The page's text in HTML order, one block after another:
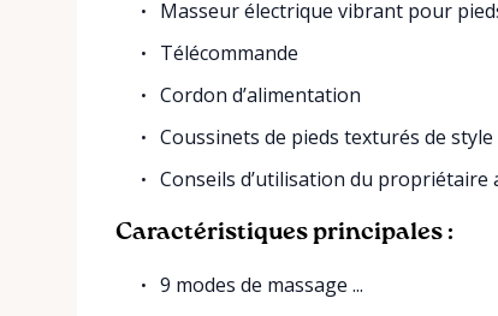
Masseur électrique vibrant pour
Télécommande
Cordon d’alimentation
Coussinets de pieds texturés de
Conseils d’utilisation du propriétaire
Caractéristiques principales :
9 modes de massage ...